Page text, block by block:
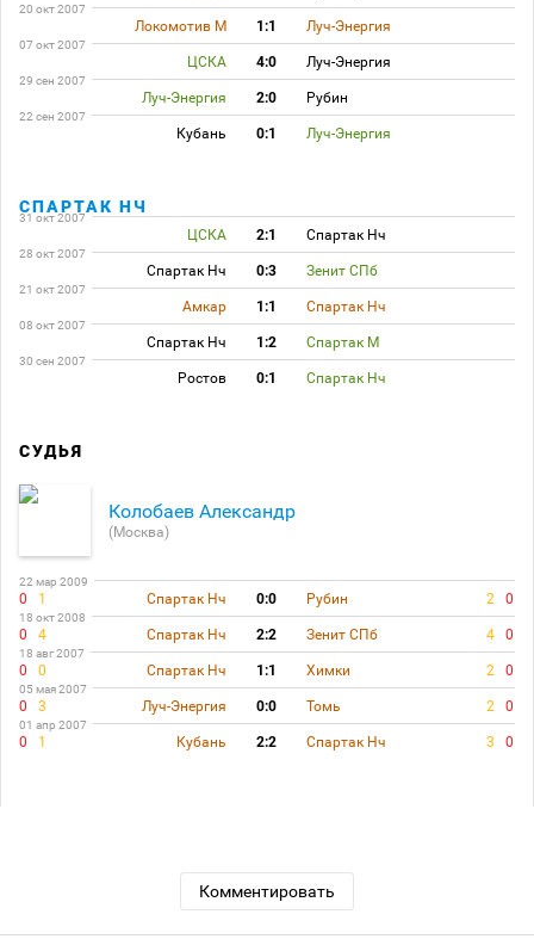
20 окт 2007
Локомотив М 1:1 Луч-Энергия
07 окт 2007
ЦСКА 4:0 Луч-Энергия
29 сен 2007
Луч-Энергия 2:0 Рубин
22 сен 2007
Кубань 0:1 Луч-Энергия
СПАРТАК НЧ
31 окт 2007
ЦСКА 2:1 Спартак Нч
28 окт 2007
Спартак Нч 0:3 Зенит СПб
21 окт 2007
Амкар 1:1 Спартак Нч
08 окт 2007
Спартак Нч 1:2 Спартак М
30 сен 2007
Ростов 0:1 Спартак Нч
СУДЬЯ
Колобаев Александр
(Москва)
22 мар 2009
0 1 Спартак Нч 0:0 Рубин 2 0
18 окт 2008
0 4 Спартак Нч 2:2 Зенит СПб 4 0
18 авг 2007
0 0 Спартак Нч 1:1 Химки 2 0
05 мая 2007
0 3 Луч-Энергия 0:0 Томь 2 0
01 апр 2007
0 1 Кубань 2:2 Спартак Нч 3 0
Комментировать